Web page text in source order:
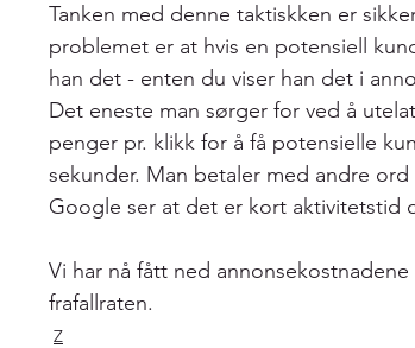
Tanken med denne taktiskken er
problemet er at hvis en potensiell
han det - enten du viser han det i
Det eneste man sørger for ved å
penger pr. klikk for å få potensielle
sekunder. Man betaler med andre
Google ser at det er kort aktivitetstid
Vi har nå fått ned
frafallraten.
Z